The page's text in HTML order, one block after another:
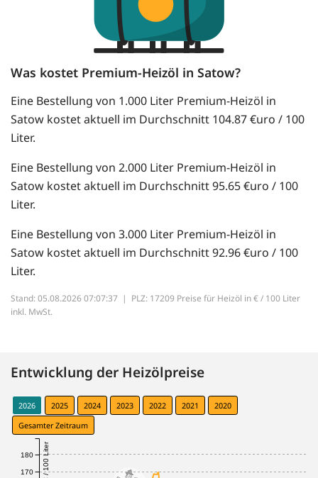
Was kostet Premium-Heizöl in Satow?
Eine Bestellung von 1.000 Liter Premium-Heizöl in
Satow kostet aktuell im Durchschnitt 104.87 €uro / 100
Liter.
Eine Bestellung von 2.000 Liter Premium-Heizöl in
Satow kostet aktuell im Durchschnitt 95.65 €uro / 100
Liter.
Eine Bestellung von 3.000 Liter Premium-Heizöl in
Satow kostet aktuell im Durchschnitt 92.96 €uro / 100
Liter.
Stand: 05.08.2026 07:07:37 | PLZ: 17209 Preise für Heizöl in € / 100 Liter
inkl. MwSt.
Entwicklung der Heizölpreise
2026 2025 2024 2023 2022 2021
2020
Gesamter Zeitraum
€ / 100 Liter
170
180